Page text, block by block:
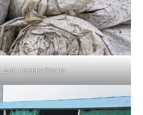
для переработки